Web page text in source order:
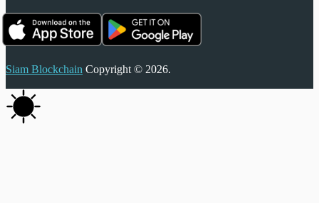
Siam Blockchain Copyright © 2026.